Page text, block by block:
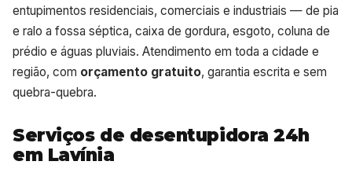
entupimentos residenciais, comerciais e industriais — de pia
e ralo a fossa séptica, caixa de gordura, esgoto, coluna de
prédio e águas pluviais. Atendimento em toda a cidade e
região, com orçamento gratuito, garantia escrita e sem
quebra-quebra.
Serviços de desentupidora 24h
em Lavínia